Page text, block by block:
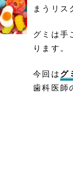
まうリス
グミは手
ります。
今回は グ
歯科医師